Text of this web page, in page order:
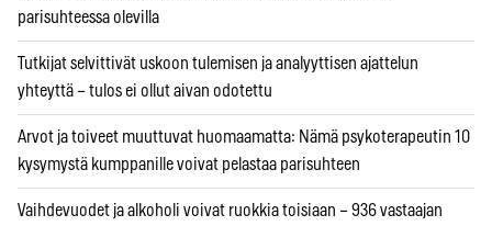
parisuhteessa olevilla
Tutkijat selvittivät uskoon tulemisen ja analyyttisen ajattelun
yhteyttä – tulos ei ollut aivan odotettu
Arvot ja toiveet muuttuvat huomaamatta: Nämä psykoterapeutin 10
kysymystä kumppanille voivat pelastaa parisuhteen
Vaihdevuodet ja alkoholi voivat ruokkia toisiaan – 936 vastaajan